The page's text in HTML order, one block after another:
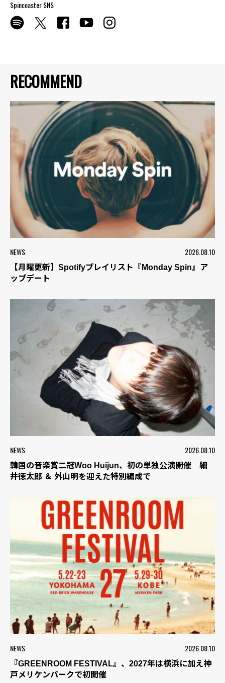
RECOMMEND
NEWS 2026.08.10
【月曜更新】Spotifyプレイリスト『Monday Spin』ア
ップデート
NEWS 2026.08.10
韓国の音楽賞二冠Woo Huijun、初の単独公演開催 細
井徳太郎 ＆ 外山明を迎えた特別編成で
NEWS 2026.08.10
『GREENROOM FESTIVAL』、2027年は横浜に加え神
戸メリケンパークで初開催
Spincoaster SNS